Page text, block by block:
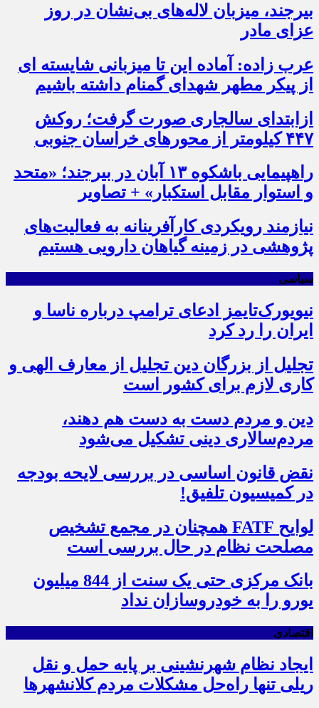
بیرجند، میزبان لاله‌های بی‌نشان در روز
عزای مادر
عرب زاده: آماده این تا میزبانی شایسته ای
از پیکر مطهر شهدای گمنام داشته باشیم
ازابتدای سالجاری صورت گرفت؛ روکش
۴۴۷ کیلومتر از محورهای خراسان جنوبی
راهپیمایی باشکوه ۱۳ آبان در بیرجند؛ «متحد
و استوار مقابل استکبار» + تصاویر
نیازمند رویکردی کارآفرینانه به فعالیت‌های
پژوهشی در زمینه گیاهان دارویی هستیم
سیاسی
نیویورک‌تایمز ادعای ترامپ درباره ناسا و
ایران را رد کرد
تجلیل از بزرگان دین تجلیل از معارف الهی و
کاری لازم برای کشور است
دین و مردم دست به‌ دست هم دهند،
مردم‌سالاری دینی تشکیل می‌شود
نقض قانون اساسی در بررسی لایحه بودجه
در کمیسیون تلفیق!
لوایح FATF همچنان در مجمع تشخیص
مصلحت نظام در حال بررسی است
بانک مرکزی حتی یک سنت از 844 میلیون
یورو را به خودروسازان نداد
اقتصادی
ایجاد نظام شهرنشینی بر پایه حمل و نقل
ریلی تنها راه‌حل مشکلات مردم کلانشهرها